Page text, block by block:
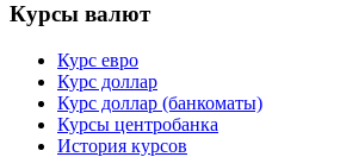
Курсы валют
Курс евро
Курс доллар
Курс доллар (банкоматы)
Курсы центробанка
История курсов